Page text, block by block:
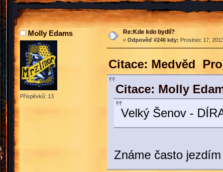
Molly Edams
Příspěvků: 13
Re:Kde kdo bydlí?
« Odpověď #246 kdy: Prosinec 17,
Citace: Medvěd
Citace: Molly
Velký Šenov -
Známe často